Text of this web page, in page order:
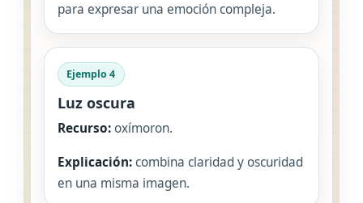
para expresar una emoción compleja.
Ejemplo 4
Luz oscura
Recurso:oxímoron.
Explicación:combina claridad y oscuridad
en una misma imagen.